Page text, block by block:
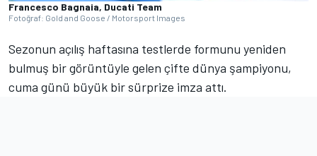
Francesco Bagnaia, Ducati Team
Fotoğraf: Gold and Goose / Motorsport Images
Sezonun açılış haftasına testlerde formunu yeniden
bulmuş bir görüntüyle gelen çifte dünya şampiyonu,
cuma günü büyük bir sürprize imza attı.